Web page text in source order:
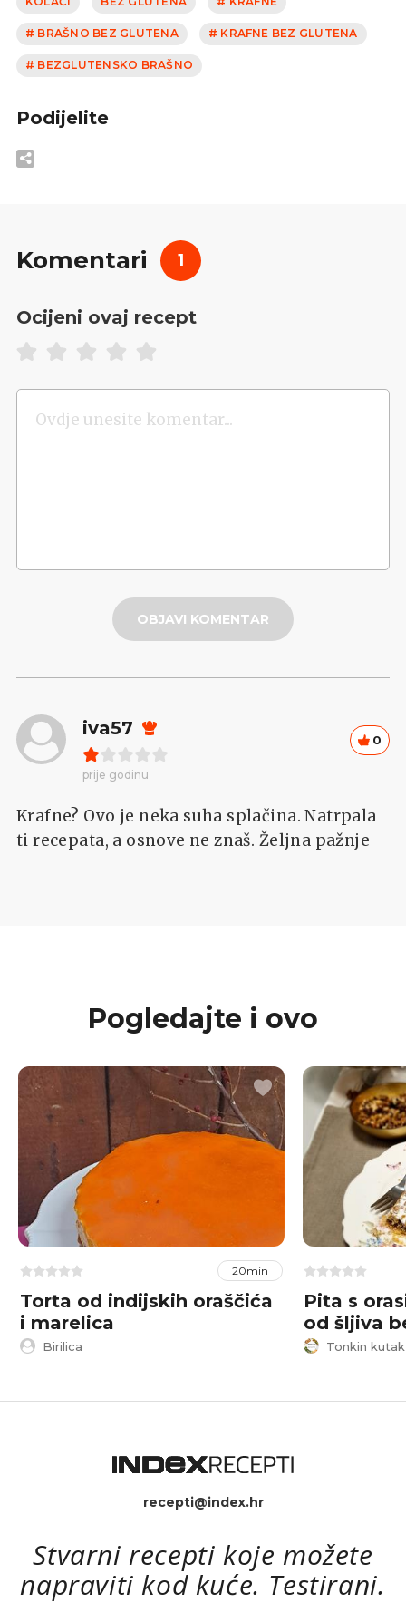
# BRAŠNO BEZ GLUTENA # KRAFNE BEZ GLUTENA
# BEZGLUTENSKO BRAŠNO
Podijelite
Komentari 1
Ocijeni ovaj recept
OBJAVI KOMENTAR
iva57
prije godinu
0
Krafne? Ovo je neka suha splačina. Natrpala
ti recepata, a osnove ne znaš. Željna pažnje
Pogledajte i ovo
20min
Torta od indijskih oraščića
i marelica
Birilica
Pita s
od šljiva
Tonkin
recepti@index.hr
Stvarni recepti koje možete
napraviti kod kuće. Testirani.